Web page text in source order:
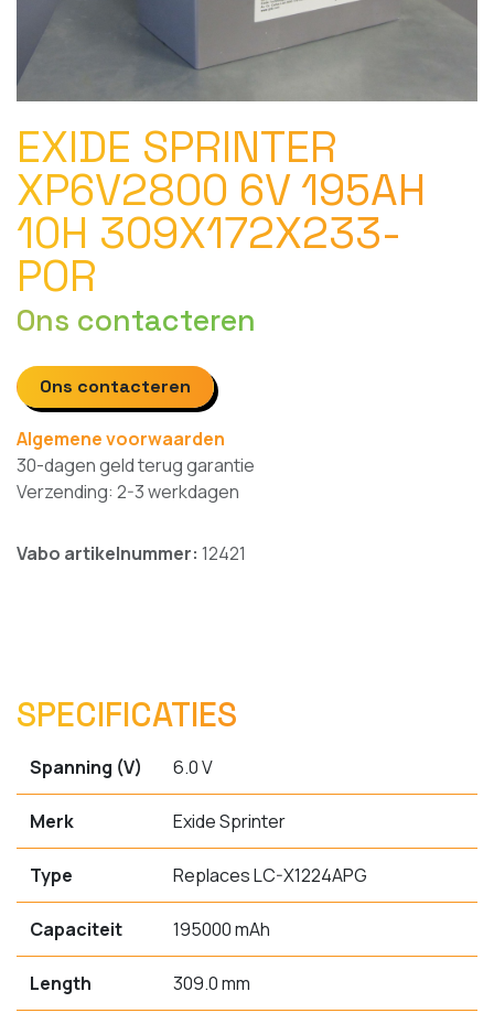
EXIDE SPRINTER
XP6V2800 6V 195AH
10H 309X172X233-
POR
Ons contacteren
Ons contacteren
Algemene voorwaarden
30-dagen geld terug garantie
Verzending: 2-3 werkdagen
Vabo artikelnummer: 12421
SPECIFICATIES
Spanning (V) 6.0 V
Merk Exide Sprinter
Type Replaces LC-X1224APG
Capaciteit 195000 mAh
Length 309.0 mm